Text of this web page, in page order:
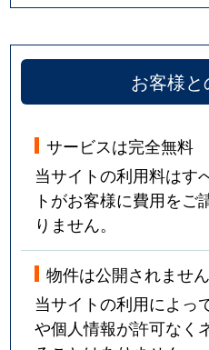
お客様
サービスは完全無料
当サイトの利用料はす
トがお客様に費用をご
りません。
物件は公開されません
当サイトの利用によっ
や個人情報が許可なく